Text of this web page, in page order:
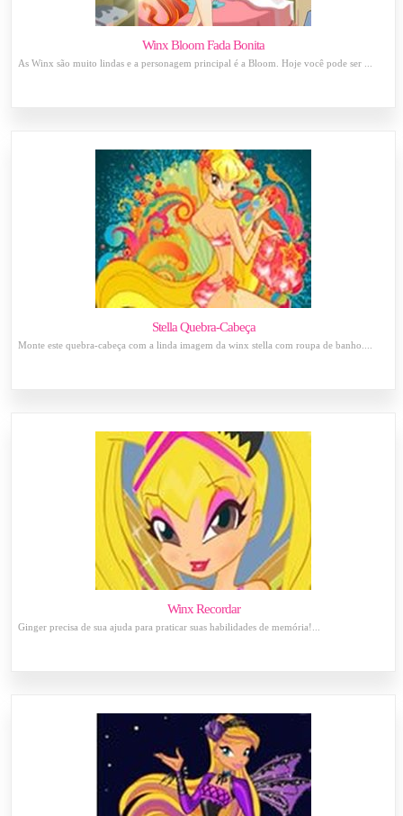
Winx Bloom Fada Bonita
As Winx são muito lindas e a personagem principal é a Bloom. Hoje você pode ser ...
Stella Quebra-Cabeça
Monte este quebra-cabeça com a linda imagem da winx stella com roupa de banho....
Winx Recordar
Ginger precisa de sua ajuda para praticar suas habilidades de memória!...